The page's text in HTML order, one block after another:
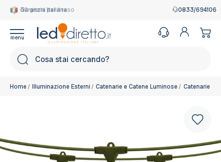
Garanzia Italiana 0833/694106
Home Illuminazione Esterni Catenarie e Catene Luminose Catenarie e